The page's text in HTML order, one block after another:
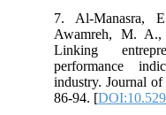
7. Al-
Awamreh, M.
Linking
performance
industry. Journal
86-94. [